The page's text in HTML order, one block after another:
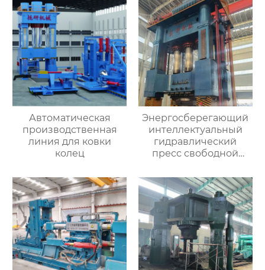
Автоматическая
производственная
линия для ковки
колец
Энергосберегающий
интеллектуальный
гидравлический
пресс свободной